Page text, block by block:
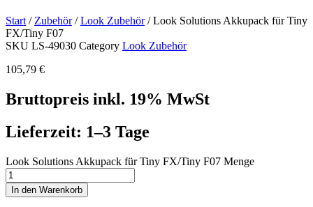
Start / Zubehör/Look Zubehör/ Look Solutions Akkupack für Tiny
FX/Tiny F07
SKU LS-49030 Category Look Zubehör
105,79 €
Bruttopreis inkl. 19% MwSt
Lieferzeit: 1–3 Tage
Look Solutions Akkupack für Tiny FX/Tiny F07 Menge
In den Warenkorb